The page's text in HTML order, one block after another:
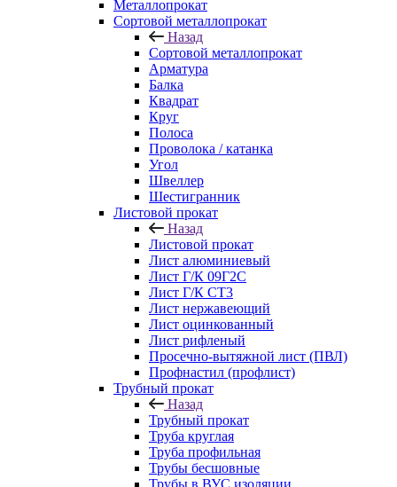
Металлопрокат
Сортовой металлопрокат
Назад
Сортовой металлопрокат
Арматура
Балка
Квадрат
Круг
Полоса
Проволока / катанка
Угол
Швеллер
Шестигранник
Листовой прокат
Назад
Листовой прокат
Лист алюминиевый
Лист Г/К 09Г2С
Лист Г/К СТ3
Лист нержавеющий
Лист оцинкованный
Лист рифленый
Просечно-вытяжной лист (ПВЛ)
Профнастил (профлист)
Трубный прокат
Назад
Трубный прокат
Труба круглая
Труба профильная
Трубы бесшовные
Трубы в ВУС изоляции